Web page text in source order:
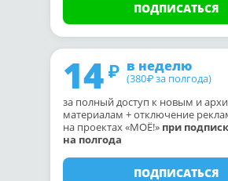
ПОДПИСАТЬСЯ
14 в неделю
(380₽ за полгода)
за полный доступ к новым и
материалам + отключение
на проектах «МОЁ!» при
на полгода
ПОДПИСАТЬСЯ